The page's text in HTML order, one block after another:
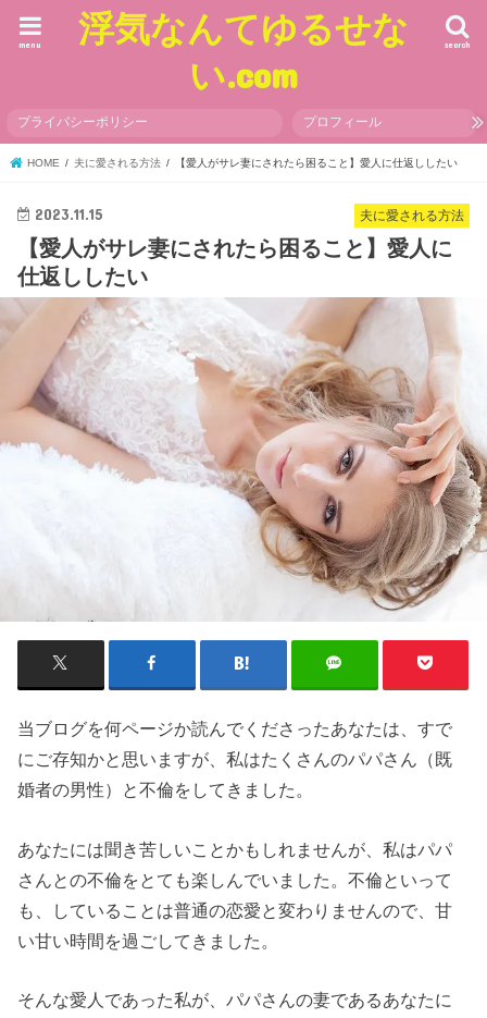
浮気なんてゆるせな
い.com
search
menu
プライバシーポリシー プロフィール
HOME 夫に愛される方法 【愛人がサレ妻にされたら困ること】愛人に仕返ししたい
夫に愛される方法
2023.11.15
【愛人がサレ妻にされたら困ること】愛人に
仕返ししたい
当ブログを何ページか読んでくださったあなたは、すで
にご存知かと思いますが、私はたくさんのパパさん（既
婚者の男性）と不倫をしてきました。
あなたには聞き苦しいことかもしれませんが、私はパパ
さんとの不倫をとても楽しんでいました。不倫といって
も、していることは普通の恋愛と変わりませんので、甘
い甘い時間を過ごしてきました。
そんな愛人であった私が、パパさんの妻であるあなたに